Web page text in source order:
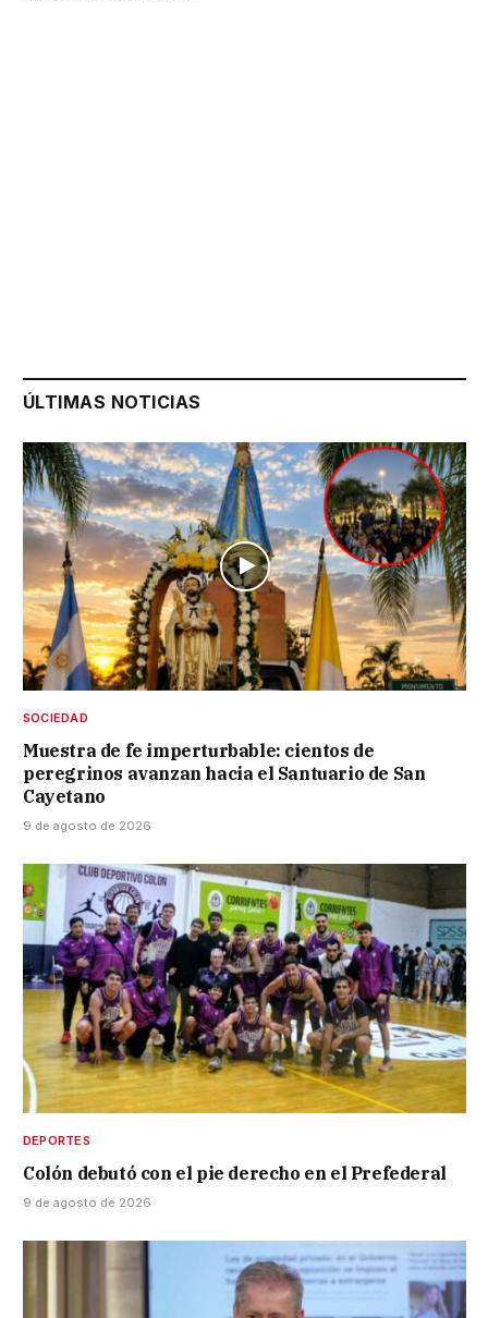
ÚLTIMAS NOTICIAS
SOCIEDAD
Muestra de fe imperturbable: cientos de
peregrinos avanzan hacia el Santuario de San
Cayetano
9 de agosto de 2026
DEPORTES
Colón debutó con el pie derecho en el Prefederal
9 de agosto de 2026